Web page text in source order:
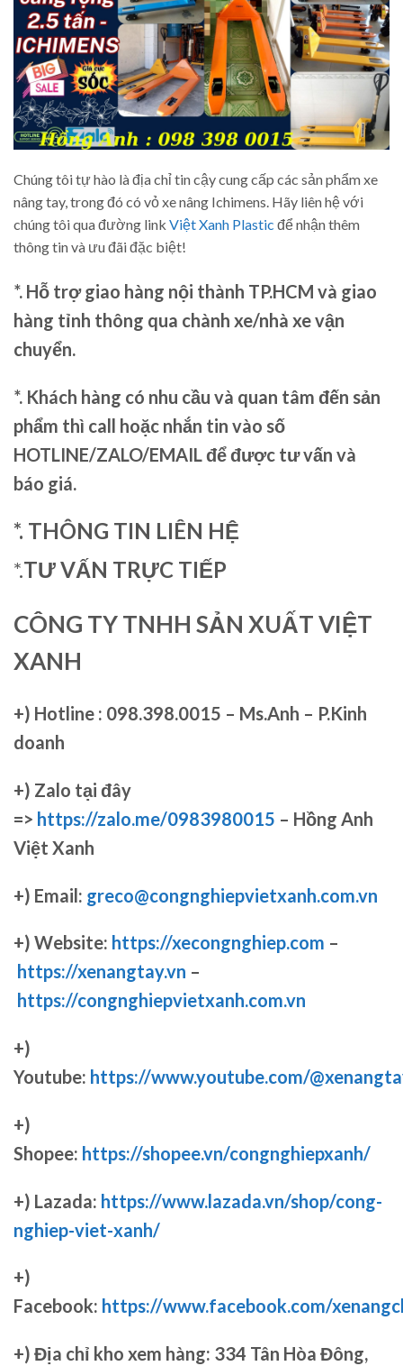
Chúng tôi tự hào là địa chỉ tin cậy cung cấp các sản phẩm xe
nâng tay, trong đó có vỏ xe nâng Ichimens. Hãy liên hệ với
chúng tôi qua đường link Việt Xanh Plastic để nhận thêm
thông tin và ưu đãi đặc biệt!
*. Hỗ trợ giao hàng nội thành TP.HCM và giao
hàng tỉnh thông qua chành xe/nhà xe vận
chuyển.
*. Khách hàng có nhu cầu và quan tâm đến sản
phẩm thì call hoặc nhắn tin vào số
HOTLINE/ZALO/EMAIL để được tư vấn và
báo giá.
*. THÔNG TIN LIÊN HỆ
*.TƯ VẤN TRỰC TIẾP
CÔNG TY TNHH SẢN XUẤT VIỆT
XANH
+) Hotline : 098.398.0015 – Ms.Anh – P.Kinh
doanh
+) Zalo tại đây
=> https://zalo.me/0983980015 – Hồng Anh
Việt Xanh
+) Email: greco@congnghiepvietxanh.com.vn
+) Website: https://xecongnghiep.com –
https://xenangtay.vn –
https://congnghiepvietxanh.com.vn
+)
Youtube: https://www.youtube.com/
+)
Shopee: https://shopee.vn/congnghiepxanh/
+) Lazada: https://www.lazada.vn/shop/cong-
nghiep-viet-xanh/
+)
Facebook: https://www.facebook.com/
+) Địa chỉ kho xem hàng: 334 Tân Hòa Đông,